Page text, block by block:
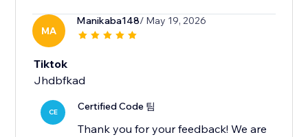
MA
Manikaba148/ May 19, 2026
Tiktok
Jhdbfkad
CE Certified Code 팀
Thank you for your feedback! We are